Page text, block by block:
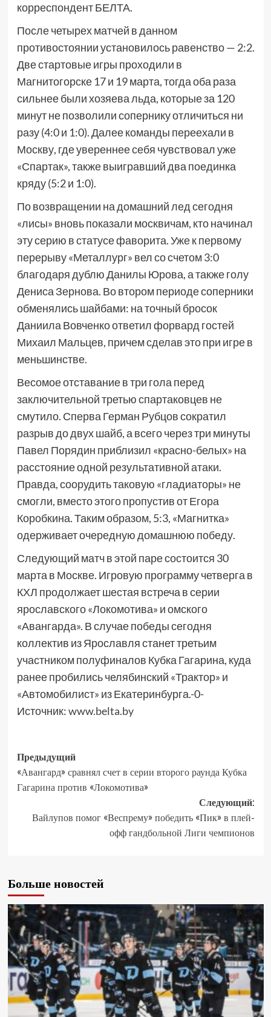
корреспондент БЕЛТА.
После четырех матчей в данном
противостоянии установилось равенство — 2:2.
Две стартовые игры проходили в
Магнитогорске 17 и 19 марта, тогда оба раза
сильнее были хозяева льда, которые за 120
минут не позволили сопернику отличиться ни
разу (4:0 и 1:0). Далее команды переехали в
Москву, где увереннее себя чувствовал уже
«Спартак», также выигравший два поединка
кряду (5:2 и 1:0).
По возвращении на домашний лед сегодня
«лисы» вновь показали москвичам, кто начинал
эту серию в статусе фаворита. Уже к первому
перерыву «Металлург» вел со счетом 3:0
благодаря дублю Данилы Юрова, а также голу
Дениса Зернова. Во втором периоде соперники
обменялись шайбами: на точный бросок
Даниила Вовченко ответил форвард гостей
Михаил Мальцев, причем сделав это при игре в
меньшинстве.
Весомое отставание в три гола перед
заключительной третью спартаковцев не
смутило. Сперва Герман Рубцов сократил
разрыв до двух шайб, а всего через три минуты
Павел Порядин приблизил «красно-белых» на
расстояние одной результативной атаки.
Правда, соорудить таковую «гладиаторы» не
смогли, вместо этого пропустив от Егора
Коробкина. Таким образом, 5:3, «Магнитка»
одерживает очередную домашнюю победу.
Следующий матч в этой паре состоится 30
марта в Москве. Игровую программу четверга в
КХЛ продолжает шестая встреча в серии
ярославского «Локомотива» и омского
«Авангарда». В случае победы сегодня
коллектив из Ярославля станет третьим
участником полуфиналов Кубка Гагарина, куда
ранее пробились челябинский «Трактор» и
«Автомобилист» из Екатеринбурга.-0-
Источник:www.belta.by
Предыдущий
«Авангард» сравнял счет в серии второго раунда Кубка
Гагарина против «Локомотива»
Следующий:
Вайлупов помог «Веспрему» победить «Пик» в плей-
офф гандбольной Лиги чемпионов
Больше новостей